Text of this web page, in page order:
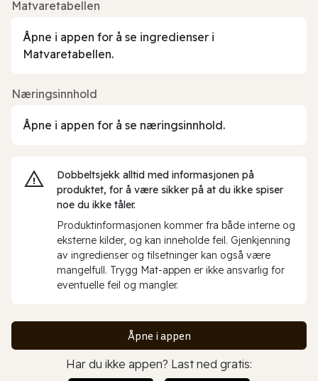
Matvaretabellen
Åpne i appen for å se ingredienser i
Matvaretabellen.
Næringsinnhold
Åpne i appen for å se næringsinnhold.
Dobbeltsjekk alltid med informasjonen på
produktet, for å være sikker på at du ikke spiser
noe du ikke tåler.
Produktinformasjonen kommer fra både interne og
eksterne kilder, og kan inneholde feil. Gjenkjenning
av ingredienser og tilsetninger kan også være
mangelfull. Trygg Mat-appen er ikke ansvarlig for
eventuelle feil og mangler.
Åpne i appen
Har du ikke appen? Last ned gratis: